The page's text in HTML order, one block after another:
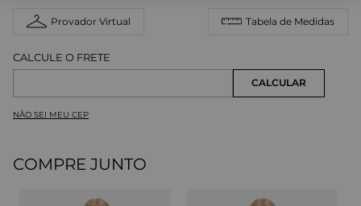
Provador Virtual Tabela de Medidas
NÃO SEI MEU CEP
COMPRE JUNTO